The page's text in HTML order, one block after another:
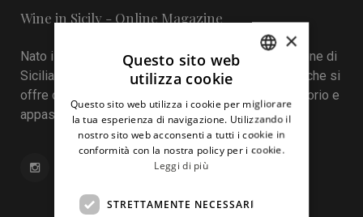
Wine in Sicily - Online Magazine
Nato il 22 aprile 2016 durante la tredicesima edizione di
Sicilia en Primeur, Wineinsicily.com è un magazine che si
offre come sistema di interazione tra cantine, territorio e
appassionati del vino.
ENGLISH
×
Questo sito web
utilizza cookie
Questo sito web utilizza i cookie per migliorare
la tua esperienza di navigazione. Utilizzando il
nostro sito web acconsenti a tutti i cookie in
conformità con la nostra policy per i cookie.
Leggi di più
STRETTAMENTE NECESSARI